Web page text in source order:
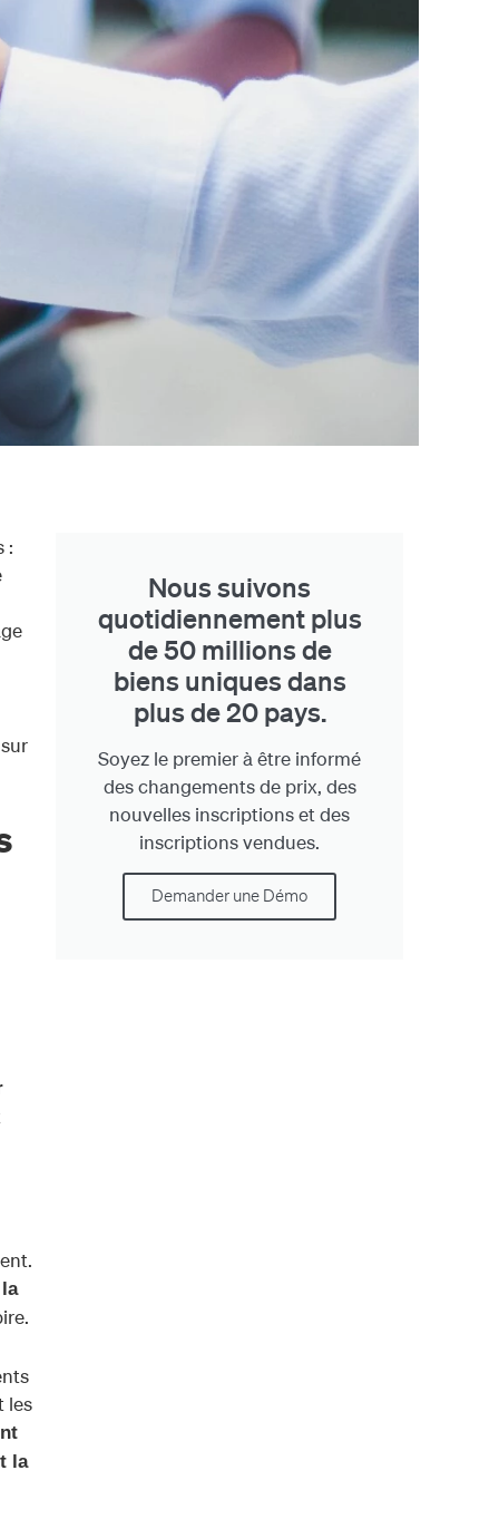
:
les
la
Nous suivons
quotidiennement plus
de 50 millions de
biens uniques dans
plus de 20 pays.
Soyez le premier à être informé
des changements de prix, des
nouvelles inscriptions et des
inscriptions vendues.
Demander une Démo